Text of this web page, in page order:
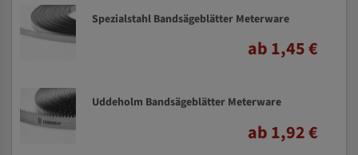
Spezialstahl Bandsägeblätter Meterware
ab 1,45 €
Uddeholm Bandsägeblätter Meterware
ab 1,92 €